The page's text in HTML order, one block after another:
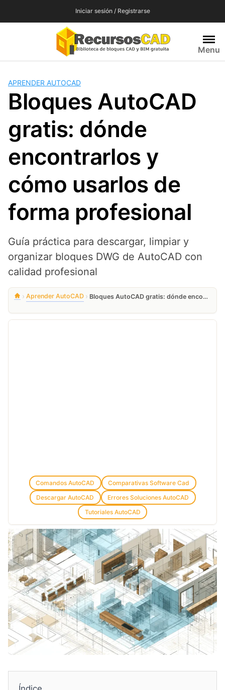
Iniciar sesión / Registrarse
Menu
APRENDER AUTOCAD
Bloques AutoCAD
gratis: dónde
encontrarlos y
cómo usarlos de
forma profesional
Guía práctica para descargar, limpiar y
organizar bloques DWG de AutoCAD con
calidad profesional
› Aprender AutoCAD › Bloques AutoCAD gratis: dónde encontrarlos y cómo usarlos de forma profesional
Comandos AutoCAD
Comparativas Software Cad
Descargar AutoCAD
Errores Soluciones AutoCAD
Tutoriales AutoCAD